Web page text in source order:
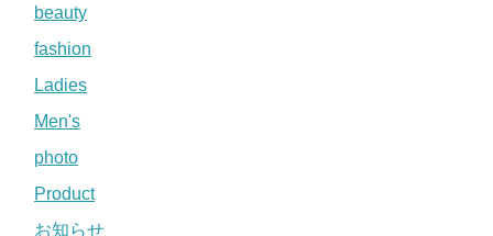
beauty
fashion
Ladies
Men's
photo
Product
お知らせ